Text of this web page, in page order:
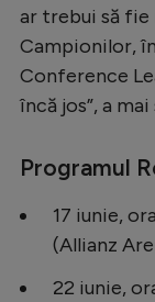
ar trebui să fie
Campionilor,
Conference
încă jos”, a
Programul
17 iunie,
(Allianz
22 iunie,